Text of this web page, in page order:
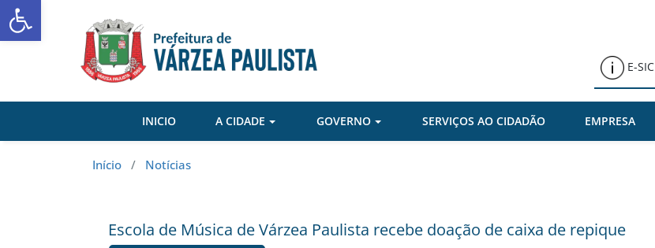
Skip
to
E-SIC
INICIO A CIDADE GOVERNO SERVIÇOS AO CIDADÃO EMPRESA
Início / Notícias
Escola de Música de Várzea Paulista recebe doação de caixa de repique